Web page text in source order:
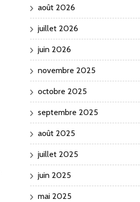
août 2026
juillet 2026
juin 2026
novembre 2025
octobre 2025
septembre 2025
août 2025
juillet 2025
juin 2025
mai 2025